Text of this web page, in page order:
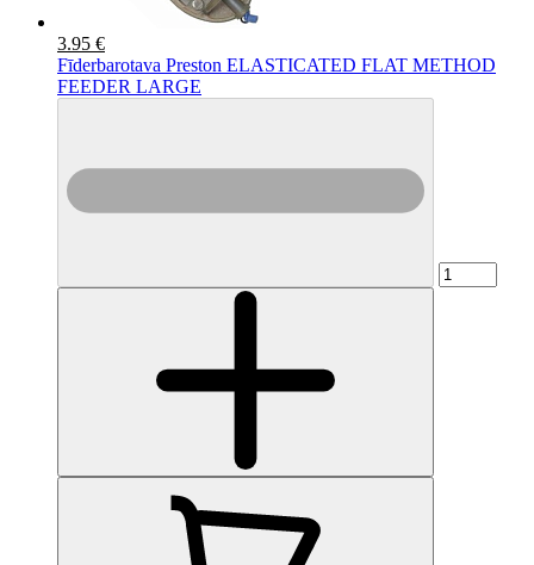
3.95 €
Fīderbarotava Preston ELASTICATED FLAT METHOD
FEEDER LARGE